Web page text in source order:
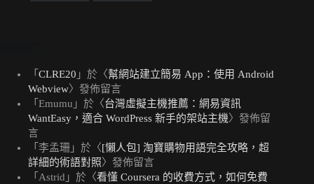
「 CLRE20 」於〈幫網站建立簡易 App：使用 Android
Webview〉發佈留言
「 Emumu 」於〈台灣虛擬主機推薦：網易資訊
WantEasy，適合 WordPress 新手的架站主機〉發佈留
言
「 李孟珊 」於〈[懶人包] 淘寶購物用語完全攻略，超
詳細的術語對照〉發佈留言
「 Astrid 」於〈看懂 Coursera 的收費方式，如何免費